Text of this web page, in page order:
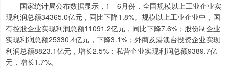
国家统计局公布数据显示，1—6月份，全国规模以上工业企业实
现利润总额34365.0亿元，同比下降1.8%。规模以上工业企业中，国
有控股企业实现利润总额11091.2亿元，同比下降7.6%；股份制企业
实现利润总额25330.4亿元，下降3.1%；外商及港澳台投资企业实现
利润总额8823.1亿元，增长2.5%；私营企业实现利润总额9389.7亿
元，增长1.7%。